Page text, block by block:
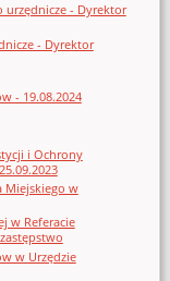
- Dyrektor
- Dyrektor
- 19.08.2024
i Ochrony
Miejskiego w
w Referacie
w Urzędzie